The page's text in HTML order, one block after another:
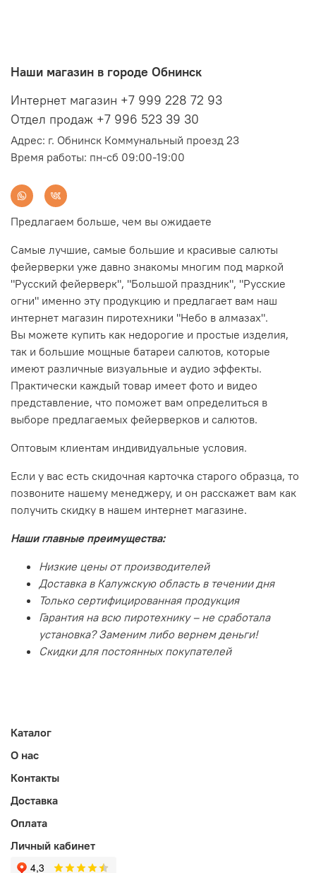
Наши магазин в городе Обнинск
Интернет магазин +7 999 228 72 93
Отдел продаж +7 996 523 39 30
Адрес: г. Обнинск Коммунальный проезд 23
Время работы: пн-сб 09:00-19:00
Предлагаем больше, чем вы ожидаете
Самые лучшие, самые большие и красивые салюты
фейерверки уже давно знакомы многим под маркой
"Русский фейерверк", "Большой праздник", "Русские
огни" именно эту продукцию и предлагает вам наш
интернет магазин пиротехники "Небо в алмазах".
Вы можете купить как недорогие и простые изделия,
так и большие мощные батареи салютов, которые
имеют различные визуальные и аудио эффекты.
Практически каждый товар имеет фото и видео
представление, что поможет вам определиться в
выборе предлагаемых фейерверков и салютов.
Оптовым клиентам индивидуальные условия.
Если у вас есть скидочная карточка старого образца, то
позвоните нашему менеджеру, и он расскажет вам как
получить скидку в нашем интернет магазине.
Наши главные преимущества:
Низкие цены от производителей
Доставка в Калужскую область в течении дня
Только сертифицированная продукция
Гарантия на всю пиротехнику – не сработала
установка? Заменим либо вернем деньги!
Скидки для постоянных покупателей
Каталог
О нас
Контакты
Доставка
Оплата
Личный кабинет